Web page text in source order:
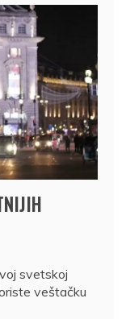
svetskoj
veštačku